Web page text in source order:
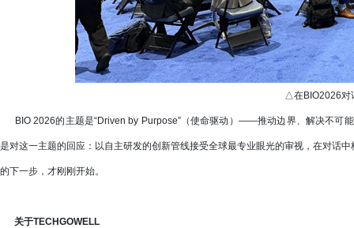
△在BIO2026对
BIO 2026的主题是“Driven by Purpose”（使命驱动）——推动边界、解决不可
是对这一主题的回应：以自主研发的创新管线接受全球最专业眼光的审视，在对话
的下一步，才刚刚开始。
关于TECHGOWELL